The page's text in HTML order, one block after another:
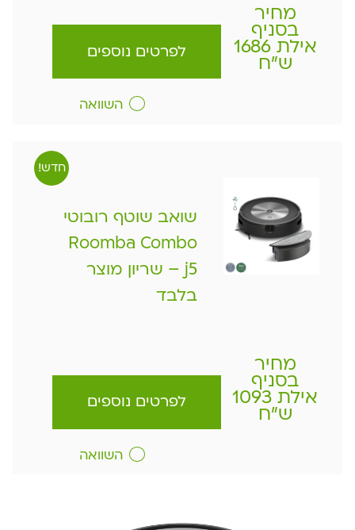
מחיר
בסניף
אילת 1686
ש"ח לפרטים נוספים
השוואה
חדש!
שואב שוטף רובוטי
Roomba Combo
j5 – שריון מוצר
בלבד
מחיר
בסניף
אילת 1093
ש"ח לפרטים נוספים
השוואה